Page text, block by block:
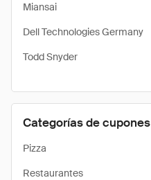
Miansai
Dell Technologies Germany
Todd Snyder
Categorías de cupones
Pizza
Restaurantes